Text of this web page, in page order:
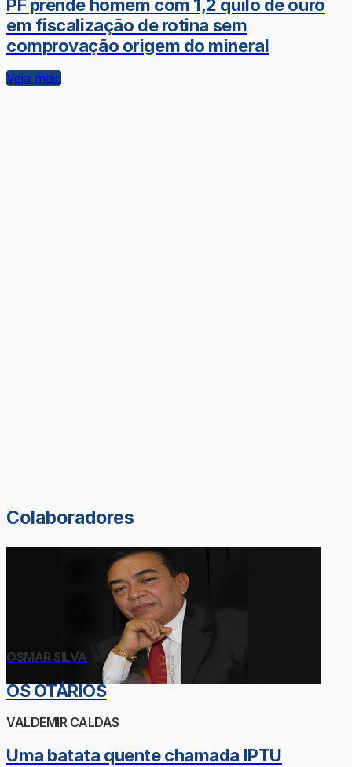
PF prende homem com 1,2 quilo de ouro
em fiscalização de rotina sem
comprovação origem do mineral
Veja mais
Colaboradores
OSMAR SILVA
OS OTÁRIOS
VALDEMIR CALDAS
Uma batata quente chamada IPTU